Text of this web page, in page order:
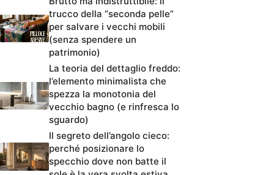
trucco della “seconda pelle”
per salvare i vecchi mobili
(senza spendere un
patrimonio)
La teoria del dettaglio freddo:
l’elemento minimalista che
spezza la monotonia del
vecchio bagno (e rinfresca lo
sguardo)
Il segreto dell’angolo cieco:
perché posizionare lo
specchio dove non batte il